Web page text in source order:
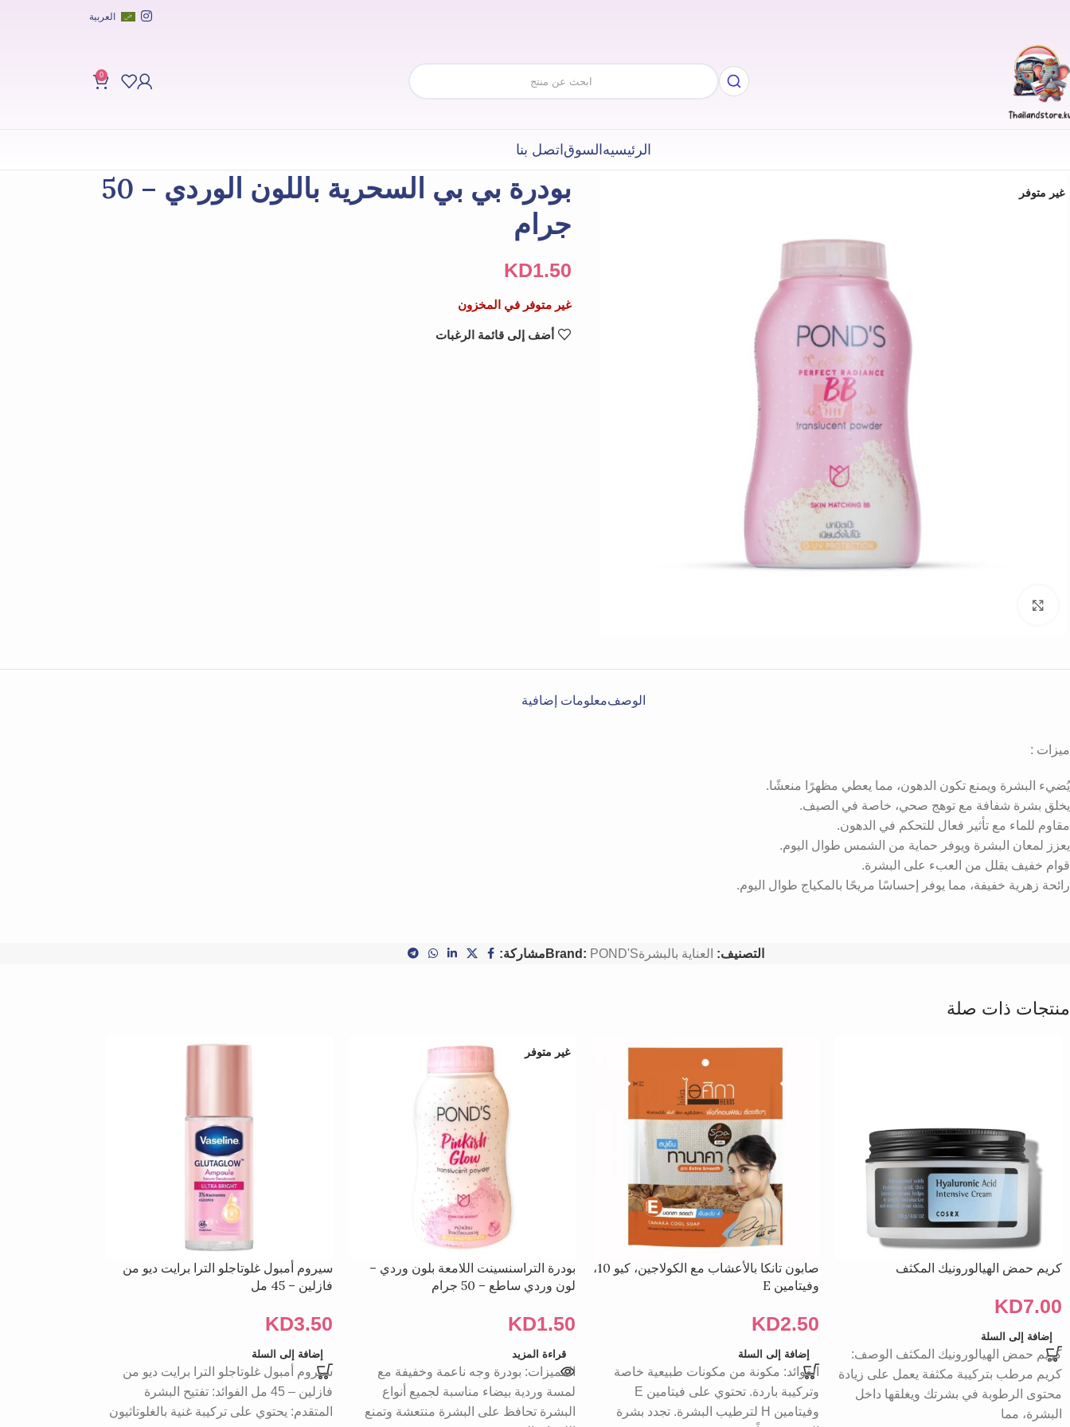
العربية
0
الرئيسيهالسوقاتصل بنا
غير متوفر
بودرة بي بي السحرية باللون الوردي – 50
جرام
KD1.50
غير متوفر في المخزون
أضف إلى قائمة الرغبات
الوصفمعلومات إضافية
ميزات :
يُضيء البشرة ويمنع تكون الدهون، مما يعطي مظهرًا منعشًا.
يخلق بشرة شفافة مع توهج صحي، خاصة في الصيف.
مقاوم للماء مع تأثير فعال للتحكم في الدهون.
يعزز لمعان البشرة ويوفر حماية من الشمس طوال اليوم.
قوام خفيف يقلل من العبء على البشرة.
رائحة زهرية خفيفة، مما يوفر إحساسًا مريحًا بالمكياج طوال اليوم.
التصنيف: العناية بالبشرة Brand: POND'S مشاركة:
منتجات ذات صلة
كريم حمض الهيالورونيك المكثف
KD7.00
إضافة إلى السلة
كريم حمض الهيالورونيك المكثف الوصف:
كريم مرطب بتركيبة مكثفة يعمل على زيادة
محتوى الرطوبة في بشرتك ويغلقها داخل
البشرة، مما
صابون تانكا بالأعشاب مع الكولاجين، كيو 10،
وفيتامين E
KD2.50
إضافة إلى السلة
الفوائد: مكونة من مكونات طبيعية خاصة
وتركيبة باردة. تحتوي على فيتامين E
وفيتامين H لترطيب البشرة. تجدد بشرة
غير متوفر
بودرة التراسنسينت اللامعة بلون وردي –
لون وردي ساطع – 50 جرام
KD1.50
قراءة المزيد
المميزات: بودرة وجه ناعمة وخفيفة مع
لمسة وردية بيضاء مناسبة لجميع أنواع
البشرة تحافظ على البشرة منتعشة وتمنع
سيروم أمبول غلوتاجلو الترا برايت ديو من
فازلين – 45 مل
KD3.50
إضافة إلى السلة
سيروم أمبول غلوتاجلو الترا برايت ديو من
فازلين – 45 مل الفوائد: تفتيح البشرة
المتقدم: يحتوي على تركيبة غنية بالغلوتاثيون